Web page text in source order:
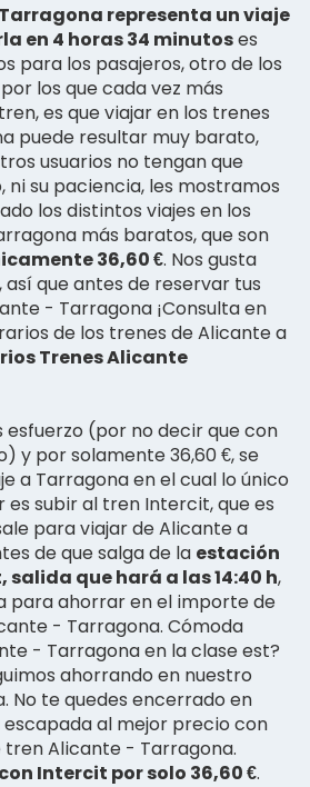
representa un viaje
en 4 horas 34 minutoses
para los pasajeros, otro de los
los que cada vez más
es que viajar en los trenes
puede resultar muy barato,
usuarios no tengan que
ni su paciencia, les mostramos
los distintos viajes en los
más baratos, que son
36,60 €. Nos gusta
que antes de reservar tus
- Tarragona ¡Consulta en
de los trenes de Alicante a
Trenes Alicante
esfuerzo (por no decir que con
y por solamente 36,60 €, se
a Tarragona en el cual lo único
es subir al tren Intercit, que es
para viajar de Alicante a
de que salga de la estación
que hará a las 14:40 h,
para ahorrar en el importe de
- Tarragona. Cómoda
- Tarragona en la clase est?
ahorrando en nuestro
No te quedes encerrado en
al mejor precio con
Alicante - Tarragona.
con Intercit por solo 36,60 €.